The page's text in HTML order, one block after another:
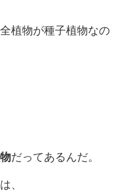
植物が種子植物なの
だってあるんだ。
、